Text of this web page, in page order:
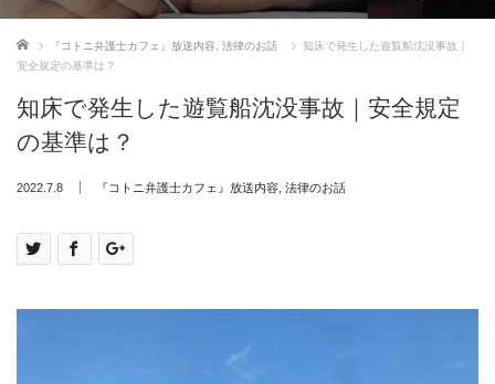
ホーム 『コトニ弁護士カフェ』放送内容 法律のお話
知床で発生した遊覧船沈没事故｜
安全規定の基準は？
知床で発生した遊覧船沈没事故｜安全規定
の基準は？
2022.7.8 『コトニ弁護士カフェ』放送内容 法律のお話